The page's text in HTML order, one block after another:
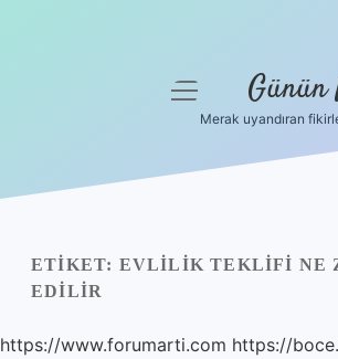
Yasal Uyarı
menüyü
Günün
Merak uyandıran
ETIKET: EVLILIK TEKLIFI NE
EDILIR
https://www.forumarti.com https://